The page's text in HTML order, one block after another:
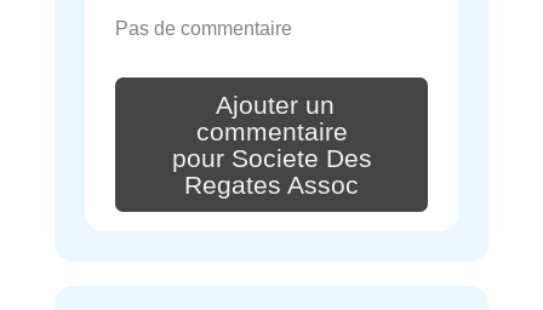
Pas de commentaire
Ajouter un
commentaire
pour Societe Des
Regates Assoc